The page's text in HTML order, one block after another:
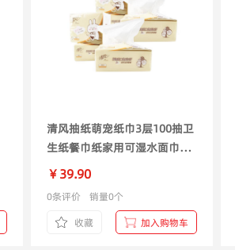
清风抽纸萌宠纸巾3层100抽卫
生纸餐巾纸家用可湿水面巾纸
AR62GDT 3层 100抽*6包
￥39.90
0条评价
销量0个
收藏
加入购物车